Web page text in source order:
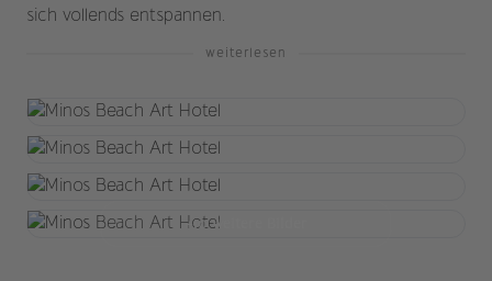
sich vollends entspannen.
weiterlesen
+10 weitere Bilder